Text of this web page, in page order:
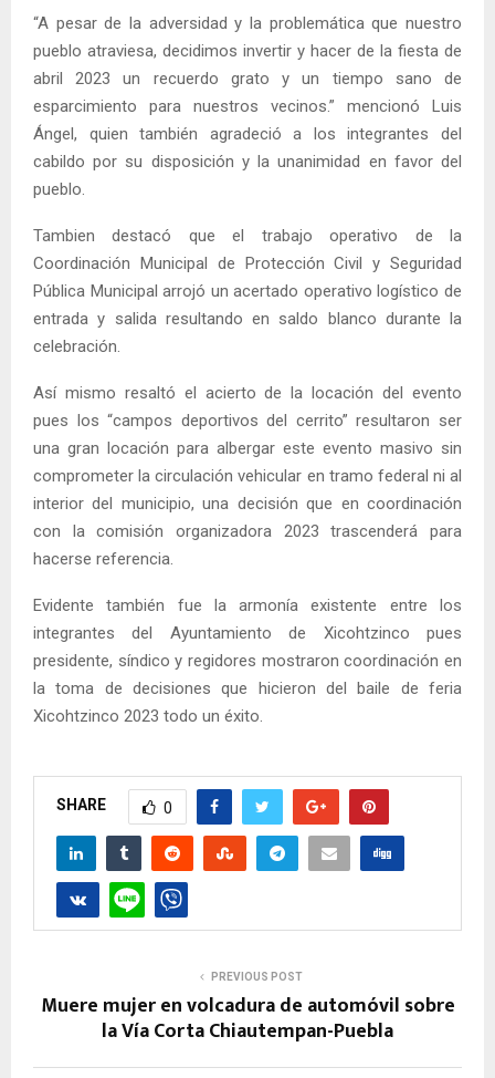
“A pesar de la adversidad y la problemática que nuestro
pueblo atraviesa, decidimos invertir y hacer de la fiesta de
abril 2023 un recuerdo grato y un tiempo sano de
esparcimiento para nuestros vecinos.” mencionó Luis
Ángel, quien también agradeció a los integrantes del
cabildo por su disposición y la unanimidad en favor del
pueblo.
Tambien destacó que el trabajo operativo de la
Coordinación Municipal de Protección Civil y Seguridad
Pública Municipal arrojó un acertado operativo logístico de
entrada y salida resultando en saldo blanco durante la
celebración.
Así mismo resaltó el acierto de la locación del evento
pues los “campos deportivos del cerrito” resultaron ser
una gran locación para albergar este evento masivo sin
comprometer la circulación vehicular en tramo federal ni al
interior del municipio, una decisión que en coordinación
con la comisión organizadora 2023 trascenderá para
hacerse referencia.
Evidente también fue la armonía existente entre los
integrantes del Ayuntamiento de Xicohtzinco pues
presidente, síndico y regidores mostraron coordinación en
la toma de decisiones que hicieron del baile de feria
Xicohtzinco 2023 todo un éxito.
SHARE 0
PREVIOUS POST
Muere mujer en volcadura de automóvil sobre
la Vía Corta Chiautempan-Puebla